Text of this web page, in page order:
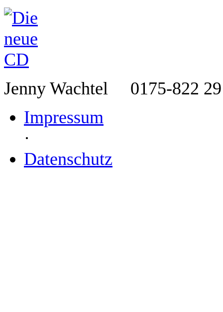
Jenny Wachtel
0175-822
Impressum
·
Datenschutz